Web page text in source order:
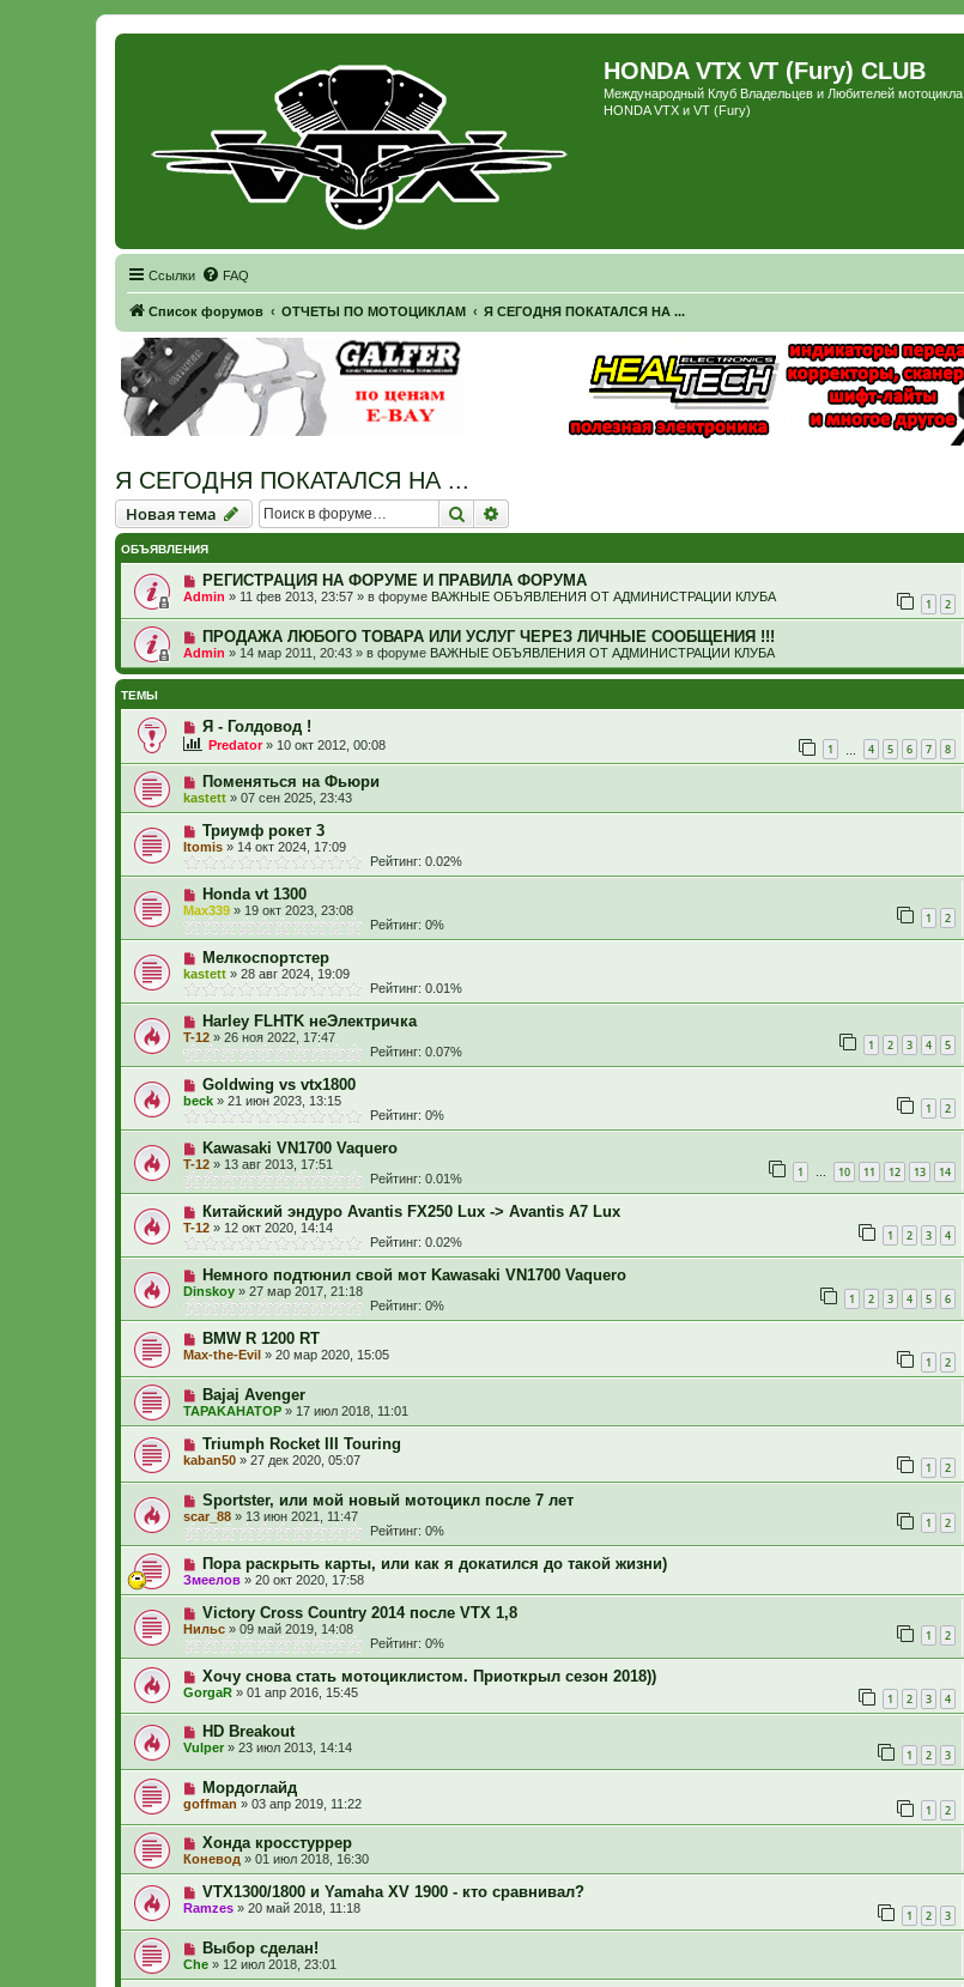
HONDA VTX VT (Fury) CLUB
Международный Клуб Владельцев и Любителей мотоцикла
HONDA VTX и VT (Fury)
Ссылки FAQ
Список форумов ОТЧЕТЫ ПО МОТОЦИКЛАМ Я СЕГОДНЯ ПОКАТАЛСЯ НА ...
Я СЕГОДНЯ ПОКАТАЛСЯ НА ...
Новая тема
Новаятема Поиск
ОБЪЯВЛЕНИЯ
РЕГИСТРАЦИЯ НА ФОРУМЕ И ПРАВИЛА ФОРУМА
Admin » 11 фев 2013, 23:57 » в форуме ВАЖНЫЕ ОБЪЯВЛЕНИЯ ОТ АДМИНИСТРАЦИИ КЛУБА 1 2
ПРОДАЖА ЛЮБОГО ТОВАРА ИЛИ УСЛУГ ЧЕРЕЗ ЛИЧНЫЕ СООБЩЕНИЯ !!!
Admin » 14 мар 2011, 20:43 » в форуме ВАЖНЫЕ ОБЪЯВЛЕНИЯ ОТ АДМИНИСТРАЦИИ КЛУБА
ТЕМЫ
Я - Голдовод !
Predator» 10 окт 2012, 00:08 1 4 5 6 7 8
Поменяться на Фьюри
kastett » 07 сен 2025, 23:43
Триумф рокет 3
Itomis » 14 окт 2024, 17:09
Рейтинг: 0.02%
Honda vt 1300
Max339 » 19 окт 2023, 23:08 1 2
Рейтинг: 0%
Мелкоспортстер
kastett » 28 авг 2024, 19:09
Рейтинг: 0.01%
Harley FLHTK неЭлектричка
T-12 » 26 ноя 2022, 17:47 1 2 3 4 5
Рейтинг: 0.07%
Goldwing vs vtx1800
beck » 21 июн 2023, 13:15 1 2
Рейтинг: 0%
Kawasaki VN1700 Vaquero
T-12 » 13 авг 2013, 17:51 1 … 10 11 12 13 14
Рейтинг: 0.01%
Китайский эндуро Avantis FX250 Lux -> Avantis A7 Lux
T-12 » 12 окт 2020, 14:14 1 2 3 4
Рейтинг: 0.02%
Немного подтюнил свой мот Kawasaki VN1700 Vaquero
Dinskoy » 27 мар 2017, 21:18 1 2 3 4 5 6
Рейтинг: 0%
BMW R 1200 RT
Max-the-Evil » 20 мар 2020, 15:05 1 2
Bajaj Avenger
TAPAKAHATOP » 17 июл 2018, 11:01
Triumph Rocket III Touring
kaban50 » 27 дек 2020, 05:07 1 2
Sportster, или мой новый мотоцикл после 7 лет
scar_88 » 13 июн 2021, 11:47 1 2
Рейтинг: 0%
Пора раскрыть карты, или как я докатился до такой жизни)
Змеелов » 20 окт 2020, 17:58
Victory Cross Country 2014 после VTX 1,8
Нильс » 09 май 2019, 14:08 1 2
Рейтинг: 0%
Хочу снова стать мотоциклистом. Приоткрыл сезон 2018))
GorgaR » 01 апр 2016, 15:45 1 2 3 4
HD Breakout
Vulper » 23 июл 2013, 14:14 1 2 3
Мордоглайд
goffman » 03 апр 2019, 11:22 1 2
Хонда кросстуррер
Коневод » 01 июл 2018, 16:30
VTX1300/1800 и Yamaha XV 1900 - кто сравнивал?
Ramzes » 20 май 2018, 11:18 1 2 3
Выбор сделан!
Сhe » 12 июл 2018, 23:01